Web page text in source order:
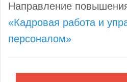
Направление
«Кадровая работа и
персоналом»